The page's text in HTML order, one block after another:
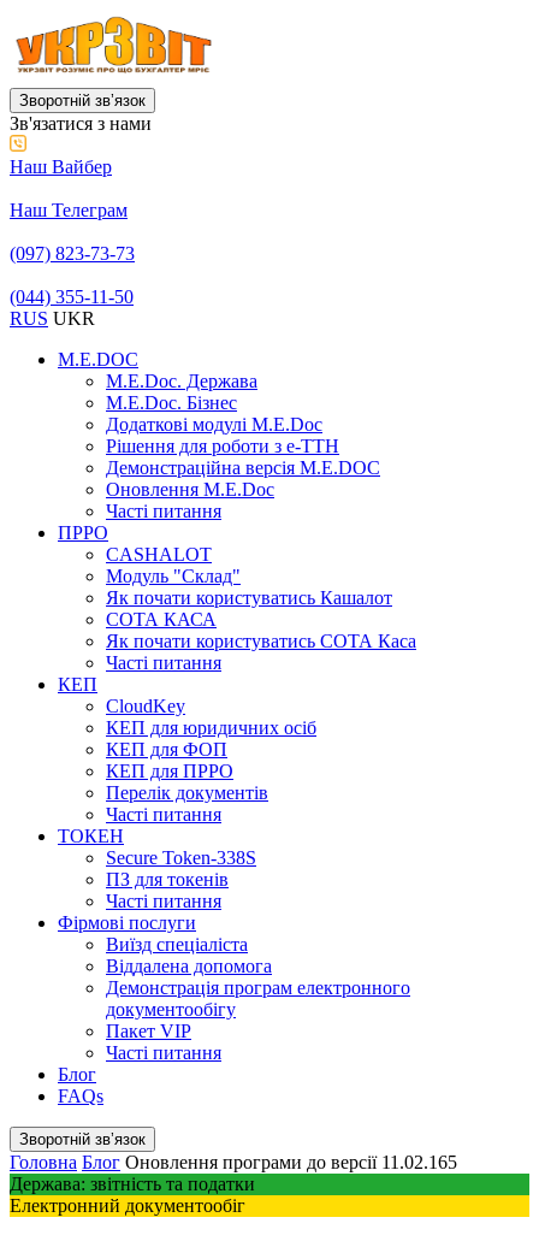
Зворотній звʼязок
Зв'язатися з нами
Наш Вайбер
Наш Телеграм
(097) 823-73-73
(044) 355-11-50
RUS UKR
M.E.DOC
M.E.Doc. Держава
M.E.Doc. Бізнес
Додаткові модулі M.E.Doc
Рішення для роботи з е-ТТН
Демонстраційна версія M.E.DOC
Оновлення M.E.Doc
Часті питання
ПРРО
CASHALOT
Модуль "Склад"
Як почати користуватись Кашалот
СОТА КАСА
Як почати користуватись СОТА Каса
Часті питання
КЕП
CloudKey
КЕП для юридичних осіб
КЕП для ФОП
КЕП для ПРРО
Перелік документів
Часті питання
ТОКЕН
Secure Token-338S
ПЗ для токенів
Часті питання
Фірмові послуги
Виїзд спеціаліста
Віддалена допомога
Демонстрація програм електронного
документообігу
Пакет VIP
Часті питання
Блог
FAQs
Зворотній звʼязок
Головна Блог Оновлення програми до версії 11.02.165
Держава: звітність та податки
Електронний документообіг